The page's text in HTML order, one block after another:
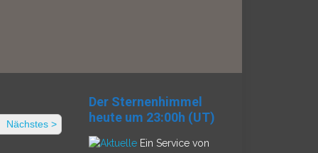
Nächstes >
Der Sternenhimmel
heute um 23:00h (UT)
Ein Service von